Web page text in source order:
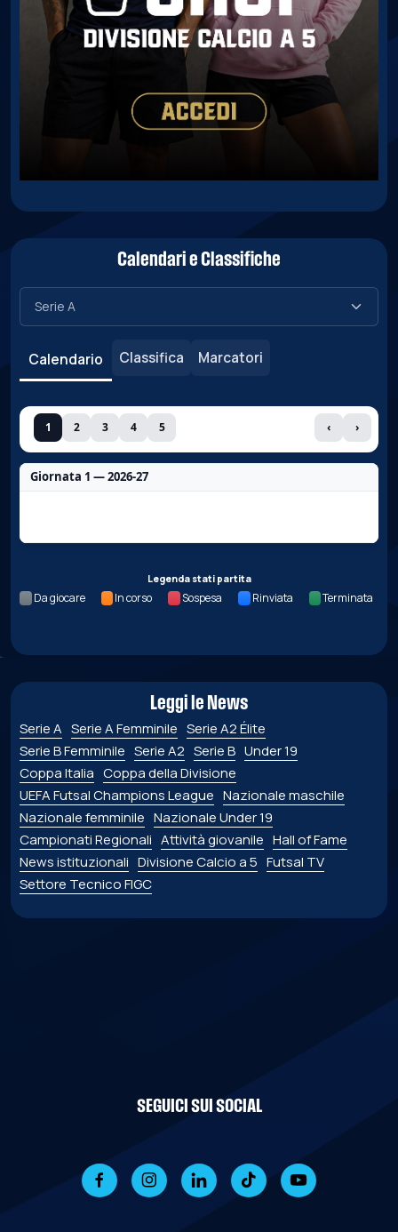
Calendari e Classifiche
Calendario Classifica Marcatori
1 2 3 4 5 ‹ ›
Giornata 1 — 2026-27
Legenda stati partita
Da giocare In corso Sospesa Rinviata Terminata
Leggi le News
Serie A Serie A Femminile Serie A2 Élite
Serie B Femminile Serie A2 Serie B Under 19
Coppa Italia Coppa della Divisione
UEFA Futsal Champions League Nazionale maschile
Nazionale femminile Nazionale Under 19
Campionati Regionali Attività giovanile Hall of Fame
News istituzionali Divisione Calcio a 5 Futsal TV
Settore Tecnico FIGC
SEGUICI SUI SOCIAL